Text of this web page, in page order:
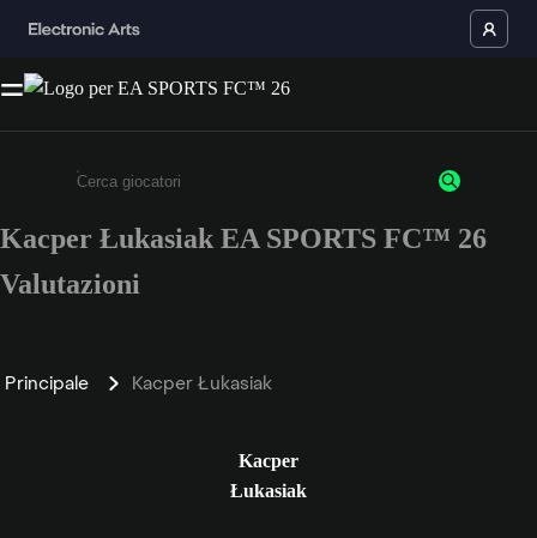
Inserisci un minimo di 3 caratteri o numeri.
Kacper Łukasiak EA SPORTS FC™ 26
Valutazioni
Principale Kacper Łukasiak
Kacper
Łukasiak